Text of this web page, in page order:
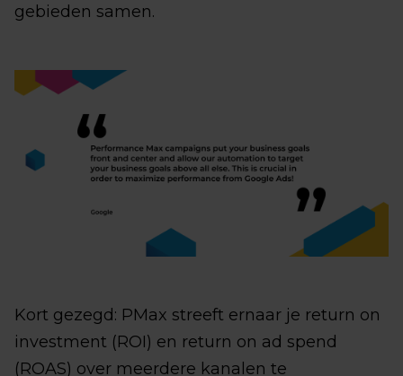
gebieden samen.
Kort gezegd: PMax streeft ernaar je return on
investment (ROI) en return on ad spend
(ROAS) over meerdere kanalen te